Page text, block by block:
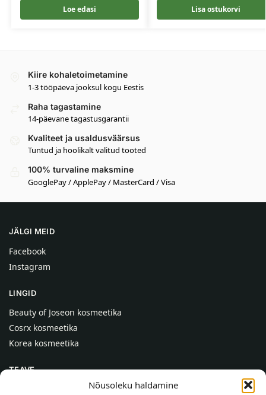
Nõusoleku haldamine
Loe edasi Lisa ostukorvi
Kiire kohaletoimetamine
1-3 tööpäeva jooksul kogu Eestis
Raha tagastamine
14-päevane tagastusgarantii
Kvaliteet ja usaldusväärsus
Tuntud ja hoolikalt valitud tooted
100% turvaline maksmine
GooglePay / ApplePay / MasterCard / Visa
JÄLGI MEID
Facebook
Instagram
LINGID
Beauty of Joseon kosmeetika
Cosrx kosmeetika
Korea kosmeetika
TEAVE